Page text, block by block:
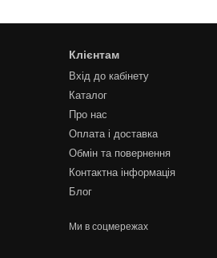
Клієнтам
Вхід до кабінету
Каталог
Про нас
Оплата і доставка
Обмін та повернення
Контактна інформація
Блог
Ми в соцмережах